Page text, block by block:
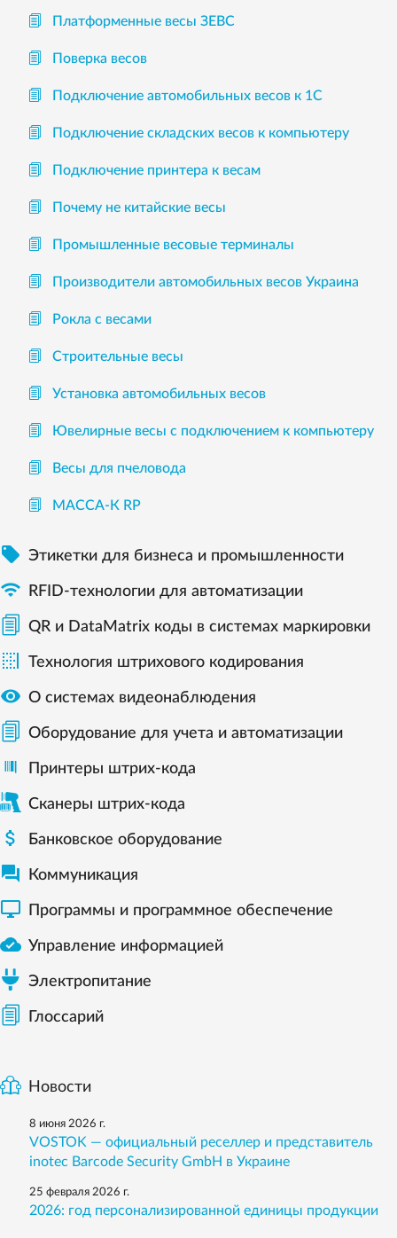
Платформенные весы ЗЕВС
Поверка весов
Подключение автомобильных весов к 1С
Подключение складских весов к компьютеру
Подключение принтера к весам
Почему не китайские весы
Промышленные весовые терминалы
Производители автомобильных весов Украина
Рокла с весами
Строительные весы
Установка автомобильных весов
Ювелирные весы с подключением к компьютеру
Весы для пчеловода
МАССА-К RP
 Этикетки для бизнеса и промышленности
 RFID-технологии для автоматизации
QR и DataMatrix коды в системах маркировки
 Технология штрихового кодирования
 О системах видеонаблюдения
Оборудование для учета и автоматизации
Принтеры штрих-кода
Сканеры штрих-кода
 Банковское оборудование
 Коммуникация
 Программы и программное обеспечение
 Управление информацией
Электропитание
Глоссарий
Новости
8 июня 2026 г.
VOSTOK — официальный реселлер и представитель
inotec Barcode Security GmbH в Украине
25 февраля 2026 г.
2026: год персонализированной единицы продукции